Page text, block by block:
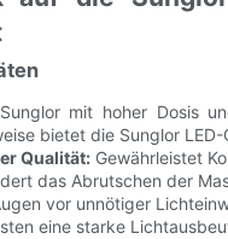
mit hoher Dosis
bietet die Sunglor
Qualität: Gewährleistet
das Abrutschen der
vor unnötiger
eine starke